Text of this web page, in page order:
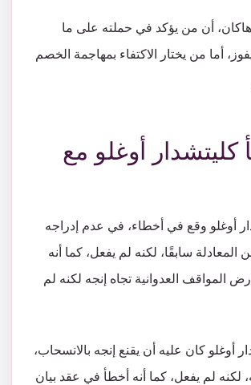
أن من يؤكد في حملته على ما
أما من يختار الاكتفاء بمهاجمة الخصم
كليتشدار أوغلو مع
أوغلو وقع في أخطاء، في عدم إدراجه
سابقًا، لكنه لم يفعل، كما أنه
المواقف العدوانية تجاه إنجه لكنه لم
أوغلو كان عليه أن يقنع إنجه بالانسحاب،
لكنه لم يفعل، كما أنه أخطأ في عقد بيان